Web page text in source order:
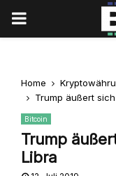
PRIMARY
Home
Trump äußert
Bitcoin
Trump
Libra